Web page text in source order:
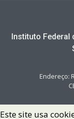
Instituto Federal
Endereço:
Este site usa